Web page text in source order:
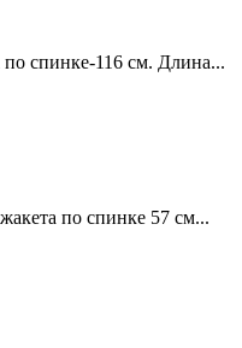
спинке-116 см. Длина...
по спинке 57 см...